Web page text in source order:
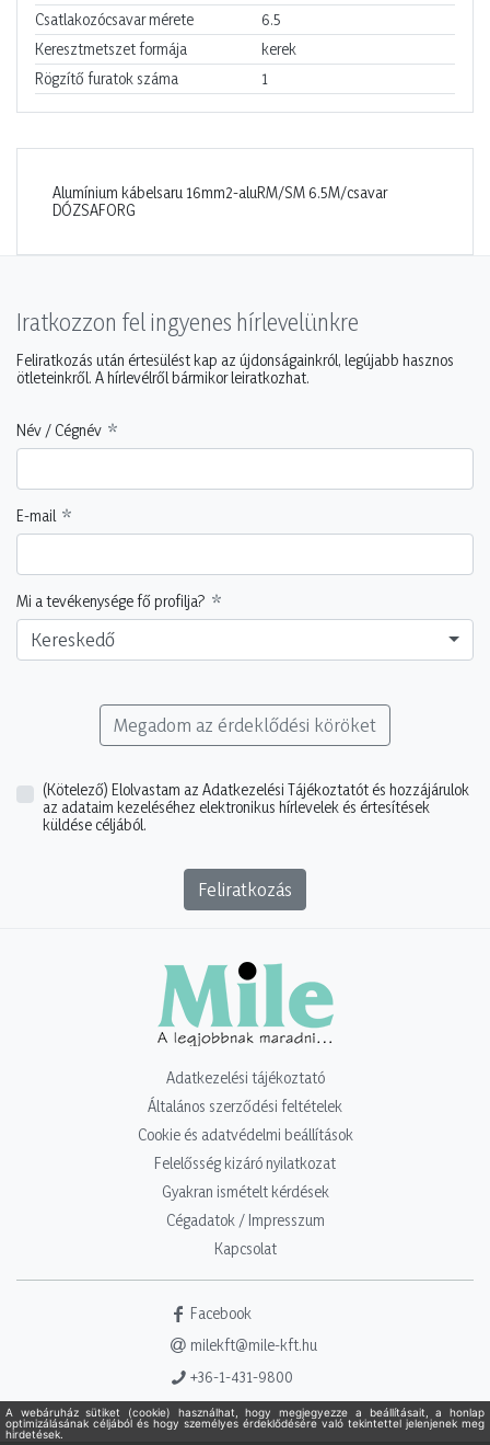
Csatlakozócsavar mérete
6.5
Keresztmetszet formája
kerek
Rögzítő furatok száma
1
Alumínium kábelsaru 16mm2-aluRM/SM 6.5M/csavar
DÓZSAFORG
Iratkozzon fel ingyenes hírlevelünkre
Feliratkozás után értesülést kap az újdonságainkról, legújabb hasznos
ötleteinkről. A hírlevélről bármikor leiratkozhat.
Név / Cégnév
E-mail
Mi a tevékenysége fő profilja?
Kereskedő
Megadom az érdeklődési köröket
(Kötelező) Elolvastam az Adatkezelési Tájékoztatót és hozzájárulok
az adataim kezeléséhez elektronikus hírlevelek és értesítések
küldése céljából.
Feliratkozás
Adatkezelési tájékoztató
Általános szerződési feltételek
Cookie és adatvédelmi beállítások
Felelősség kizáró nyilatkozat
Gyakran ismételt kérdések
Cégadatok / Impresszum
Kapcsolat
Facebook
milekft@mile-kft.hu
+36-1-431-9800